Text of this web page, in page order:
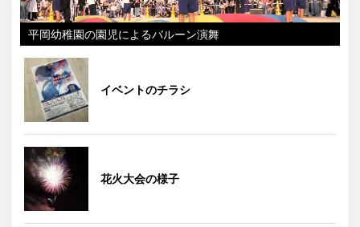
平岡幼稚園の園児によるバルーン演舞
イベントのチラシ
花火大会の様子